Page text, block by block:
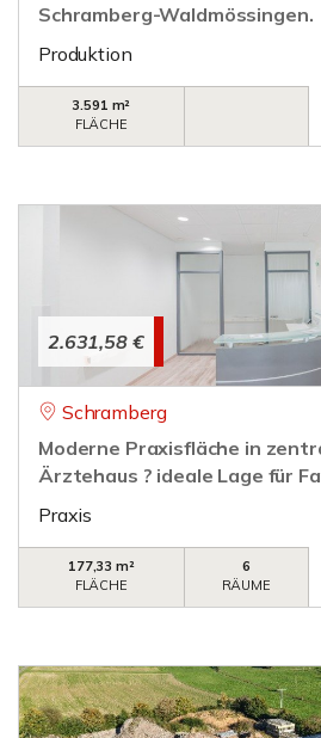
Schramberg-Waldmössingen.
Produktion
3.591 m²
FLÄCHE
2.631,58 €
Schramberg
Moderne Praxisfläche in
Ärztehaus ? ideale Lage für
Praxis
177,33 m²
FLÄCHE
6
RÄUME